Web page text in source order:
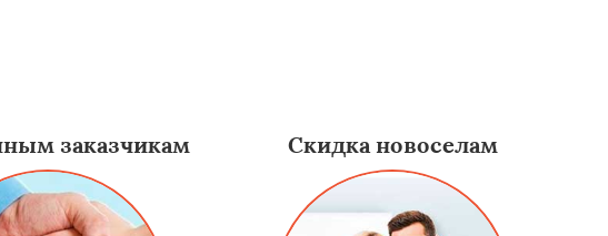
заказчикам Скидка новоселам